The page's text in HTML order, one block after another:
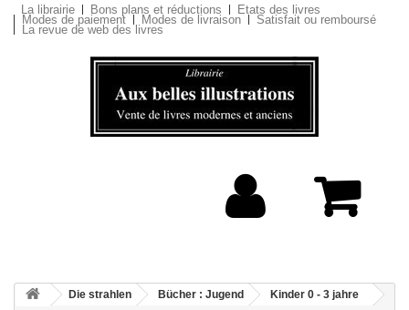
La librairie Bons plans et réductions Etats des livres
Modes de paiement Modes de livraison Satisfait ou remboursé
La revue de web des livres
Die strahlen Bücher : Jugend
Kinder 0 - 3 jahre